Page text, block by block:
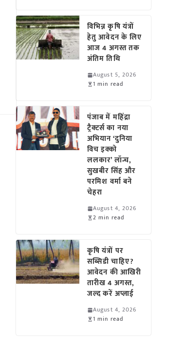
विभिन्न कृषि यंत्रों
हेतु आवेदन के लिए
आज 4 अगस्त तक
अंतिम तिथि
August 5, 2026
1 min read
पंजाब में महिंद्रा
ट्रैक्टर्स का नया
अभियान ‘दुनिया
विच इक्को
ललकार’ लॉन्च,
सुखबीर सिंह और
परमिश वर्मा बने
चेहरा
August 4, 2026
2 min read
कृषि यंत्रों पर
सब्सिडी चाहिए?
आवेदन की आखिरी
तारीख 4 अगस्त,
जल्द करें अप्लाई
August 4, 2026
1 min read